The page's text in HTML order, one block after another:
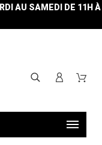
AU SAMEDI DE 11H À